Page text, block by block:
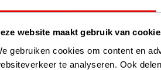
website maakt gebruik van
gebruiken cookies om content en
te analyseren. Ook